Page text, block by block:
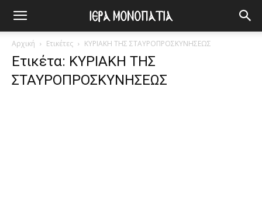
Αρχική Ετικέτες ΚΥΡΙΑΚΗ ΤΗΣ ΣΤΑΥΡΟΠΡΟΣΚΥΝΗΣΕΩΣ
Ετικέτα: ΚΥΡΙΑΚΗ ΤΗΣ
ΣΤΑΥΡΟΠΡΟΣΚΥΝΗΣΕΩΣ